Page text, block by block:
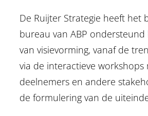
De Ruijter Strategie heeft het
bureau van ABP
van visievorming, vanaf de
via de interactieve workshops
deelnemers en andere
de formulering van de